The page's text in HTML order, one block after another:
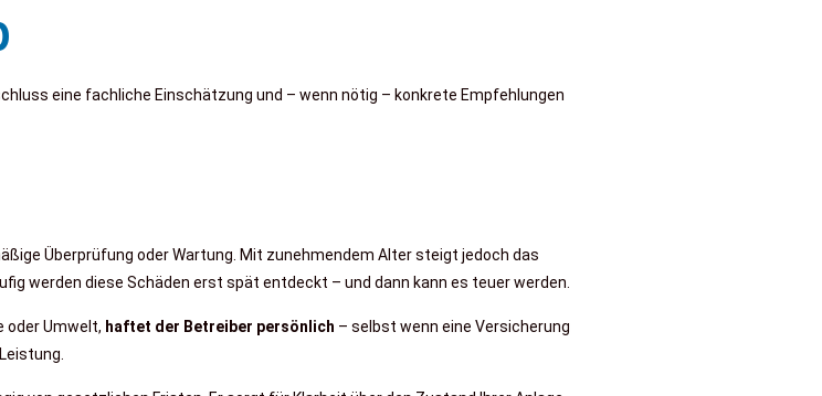
eine fachliche Einschätzung und – wenn nötig – konkrete Empfehlungen
Überprüfung oder Wartung. Mit zunehmendem Alter steigt jedoch das
werden diese Schäden erst spät entdeckt – und dann kann es teuer werden.
oder Umwelt, haftet der Betreiber persönlich – selbst wenn eine Versicherung